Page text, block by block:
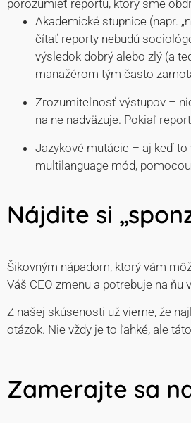
porozumieť reportu, ktorý sme
Akademické stupnice (napr.
čítať reporty nebudú
výsledok dobrý alebo zlý (a
manažérom tým často
Zrozumiteľnosť výstupov –
na ne nadväzuje. Pokiaľ
Jazykové mutácie – aj keď to
multilanguage mód,
Nájdite si
Šikovným nápadom, ktorý vám
Váš CEO zmenu a potrebuje na
Z našej skúsenosti už vieme, že
otázok. Nie vždy je to ľahké, ale
Zamerajte sa